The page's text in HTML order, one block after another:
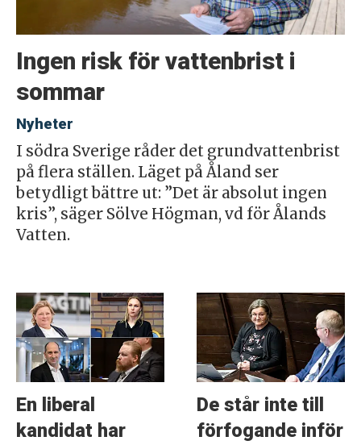
Ingen risk för vattenbrist i
sommar
Nyheter
I södra Sverige råder det grundvattenbrist
på flera ställen. Läget på Åland ser
betydligt bättre ut: ”Det är absolut ingen
kris”, säger Sölve Högman, vd för Ålands
Vatten.
En liberal
kandidat har
De står inte till
förfogande inför